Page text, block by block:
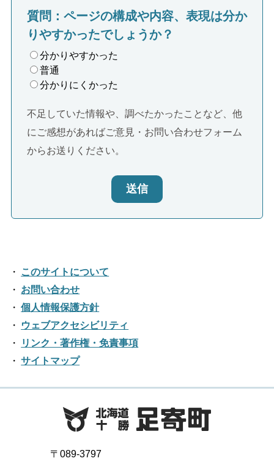
質問：ページの構成や内容、表現は分か
りやすかったでしょうか？
分かりやすかった
普通
分かりにくかった
不足していた情報や、調べたかったことなど、他
にご感想があればご意見・お問い合わせフォーム
からお送りください。
送信
このサイトについて
お問い合わせ
個人情報保護方針
ウェブアクセシビリティ
リンク・著作権・免責事項
サイトマップ
〒089-3797